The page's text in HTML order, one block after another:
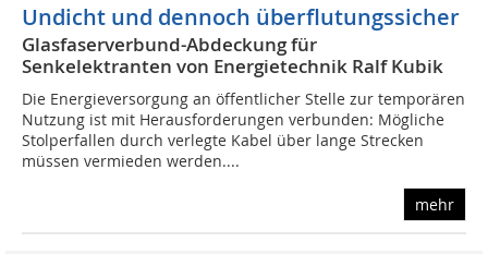
Undicht und dennoch überflutungssicher
Glasfaserverbund-Abdeckung für
Senkelektranten von Energietechnik Ralf Kubik
Die Energieversorgung an öffentlicher Stelle zur temporären
Nutzung ist mit Herausforderungen verbunden: Mögliche
Stolperfallen durch verlegte Kabel über lange Strecken
müssen vermieden werden....
mehr